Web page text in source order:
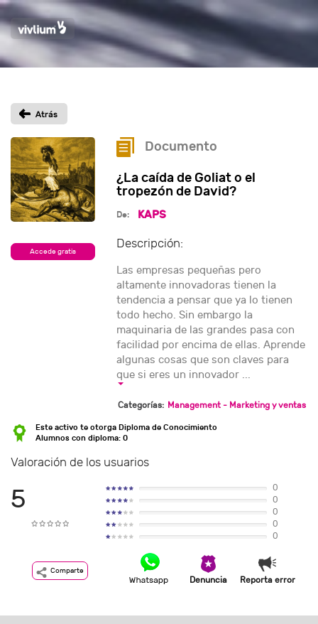
Accede gratis
Documento
¿La caída de Goliat o el
tropezón de David?
De: KAPS
Descripción:
Las empresas pequeñas pero
altamente innovadoras tienen la
tendencia a pensar que ya lo tienen
todo hecho. Sin embargo la
maquinaria de las grandes pasa con
facilidad por encima de ellas. Aprende
algunas cosas que son claves para
que si eres un innovador ...
Categorías: Management - Marketing y ventas
Este activo te otorga Diploma de Conocimiento
Alumnos con diploma: 0
Valoración de los usuarios
5
0
0
0
0
0
Comparte
Denuncia Reporta error